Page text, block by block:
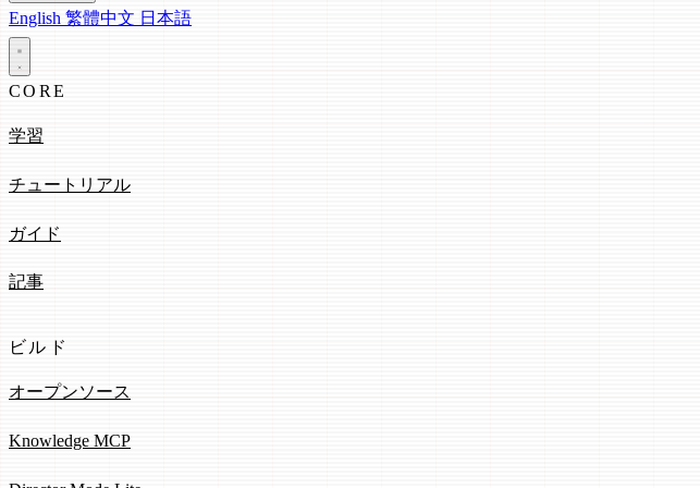
English 繁體中文 日本語
CORE
学習
チュートリアル
ガイド
記事
ビルド
オープンソース
Knowledge MCP